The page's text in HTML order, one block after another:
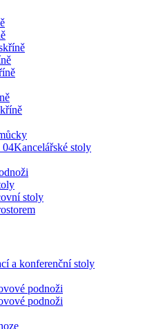
Kancelářské stoly
stoly
a konferenční stoly
podnoži
podnoži